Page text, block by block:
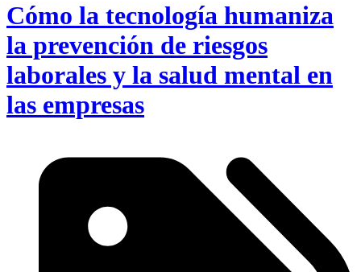
Cómo la tecnología humaniza
la prevención de riesgos
laborales y la salud mental en
las empresas